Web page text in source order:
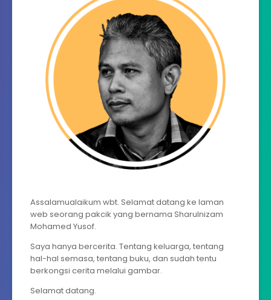
Assalamualaikum wbt. Selamat datang ke laman
web seorang pakcik yang bernama Sharulnizam
Mohamed Yusof.
Saya hanya bercerita. Tentang keluarga, tentang
hal-hal semasa, tentang buku, dan sudah tentu
berkongsi cerita melalui gambar.
Selamat datang.